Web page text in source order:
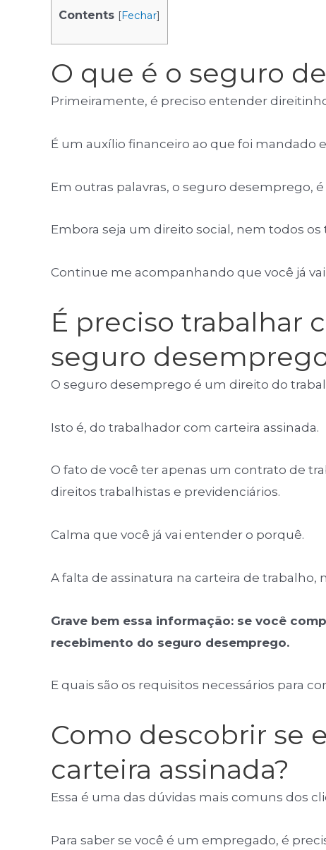
Contents [Fechar]
O que é o seguro
Primeiramente, é preciso entender
É um auxílio financeiro ao que foi mandado
Em outras palavras, o seguro desemprego,
Embora seja um direito social, nem todos
Continue me acompanhando que você já
É preciso trabalhar
seguro
O seguro desemprego é um direito do
Isto é, do trabalhador com carteira assinada.
O fato de você ter apenas um contrato de
direitos trabalhistas e previdenciários.
Calma que você já vai entender o porquê.
A falta de assinatura na carteira de
Grave bem essa informação: se você
recebimento do seguro desemprego.
E quais são os requisitos necessários para
Como descobrir se
carteira assinada?
Essa é uma das dúvidas mais comuns dos
Para saber se você é um empregado, é